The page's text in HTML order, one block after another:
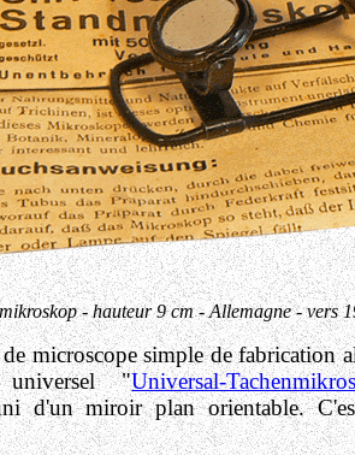
- hauteur 9 cm - Allemagne - vers
microscope simple de fabrication
universel"Universal-
d'un miroir plan orientable.